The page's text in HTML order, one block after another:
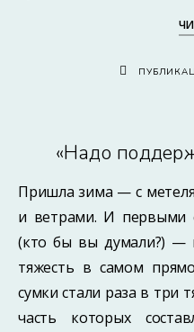
«Надо
Пришла зима — с
и ветрами. И первыми
(кто бы вы думали?) —
тяжесть в самом
сумки стали раза в три
часть которых